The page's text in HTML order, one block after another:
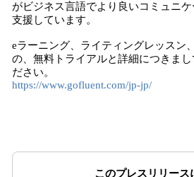
がビジネス言語でより良いコミュニ
支援しています。
eラーニング、ライティングレッスン
の、無料トライアルと詳細につきまし
ださい。
https://www.gofluent.com/jp-jp/
このプレスリリース